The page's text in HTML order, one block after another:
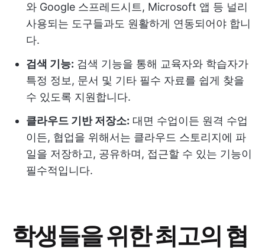
와 Google 스프레드시트, Microsoft 앱 등 널리
사용되는 도구들과도 원활하게 연동되어야 합니
다.
검색 기능: 검색 기능을 통해 교육자와 학습자가
특정 정보, 문서 및 기타 필수 자료를 쉽게 찾을
수 있도록 지원합니다.
클라우드 기반 저장소: 대면 수업이든 원격 수업
이든, 협업을 위해서는 클라우드 스토리지에 파
일을 저장하고, 공유하며, 접근할 수 있는 기능이
필수적입니다.
학생들을 위한 최고의 협